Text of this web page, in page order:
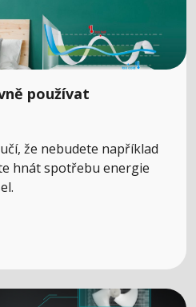
používat
že nebudete například
hnát spotřebu energie